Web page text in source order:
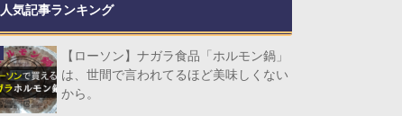
人気記事ランキング
【ローソン】ナガラ食品「ホルモン鍋」
は、世間で言われてるほど美味しくない
から。